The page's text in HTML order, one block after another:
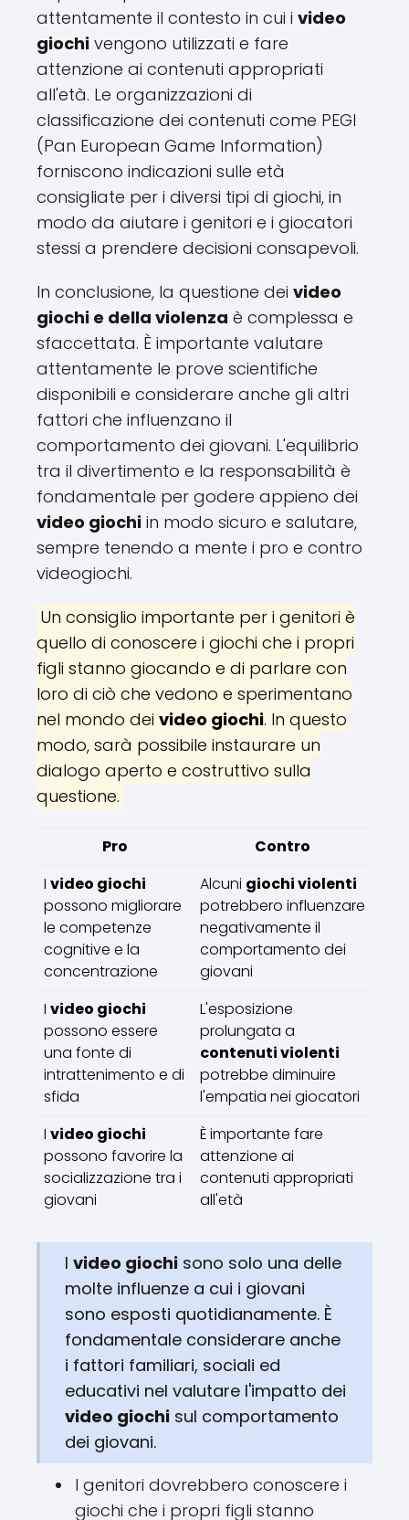
attentamente il contesto in cui i video
giochi vengono utilizzati e fare
attenzione ai contenuti appropriati
all'età. Le organizzazioni di
classificazione dei contenuti come PEGI
(Pan European Game Information)
forniscono indicazioni sulle età
consigliate per i diversi tipi di giochi, in
modo da aiutare i genitori e i giocatori
stessi a prendere decisioni consapevoli.
In conclusione, la questione dei video
giochi e della violenza è complessa e
sfaccettata. È importante valutare
attentamente le prove scientifiche
disponibili e considerare anche gli altri
fattori che influenzano il
comportamento dei giovani. L'equilibrio
tra il divertimento e la responsabilità è
fondamentale per godere appieno dei
video giochi in modo sicuro e salutare,
sempre tenendo a mente i pro e contro
videogiochi.
Un consiglio importante per i genitori è
quello di conoscere i giochi che i propri
figli stanno giocando e di parlare con
loro di ciò che vedono e sperimentano
nel mondo dei video giochi. In questo
modo, sarà possibile instaurare un
dialogo aperto e costruttivo sulla
questione.
Pro
Contro
I video giochi
possono migliorare
le competenze
cognitive e la
concentrazione
Alcuni giochi violenti
potrebbero influenzare
negativamente il
comportamento dei
giovani
I video giochi
possono essere
una fonte di
intrattenimento e di
sfida
L'esposizione
prolungata a
contenuti violenti
potrebbe diminuire
l'empatia nei giocatori
I video giochi
possono favorire la
socializzazione tra i
giovani
È importante fare
attenzione ai
contenuti appropriati
all'età
I video giochisono solo una delle
molte influenze a cui i giovani
sono esposti quotidianamente. È
fondamentale considerare anche
i fattori familiari, sociali ed
educativi nel valutare l'impatto dei
video giochisul comportamento
dei giovani.
I genitori dovrebbero conoscere i
giochi che i propri figli stanno